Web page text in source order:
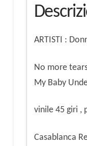
a);
My
quantità
ARTISTI :
No more
My Baby
vinile 45 giri ,
Casablanca